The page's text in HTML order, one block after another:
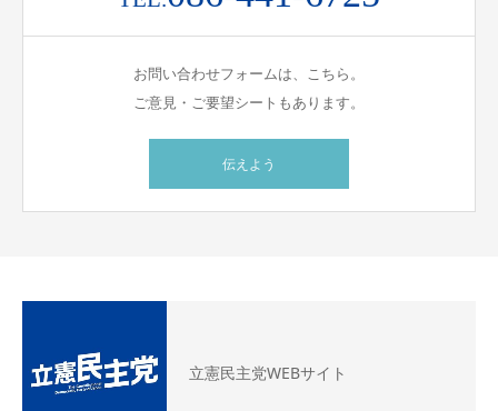
お問い合わせフォームは、こちら。
ご意見・ご要望シートもあります。
伝えよう
立憲民主党WEBサイト